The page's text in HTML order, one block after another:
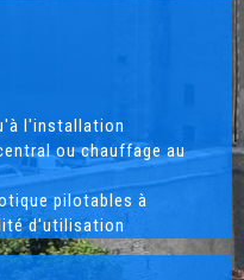
l'installation
ou chauffage au
pilotables à
d'utilisation